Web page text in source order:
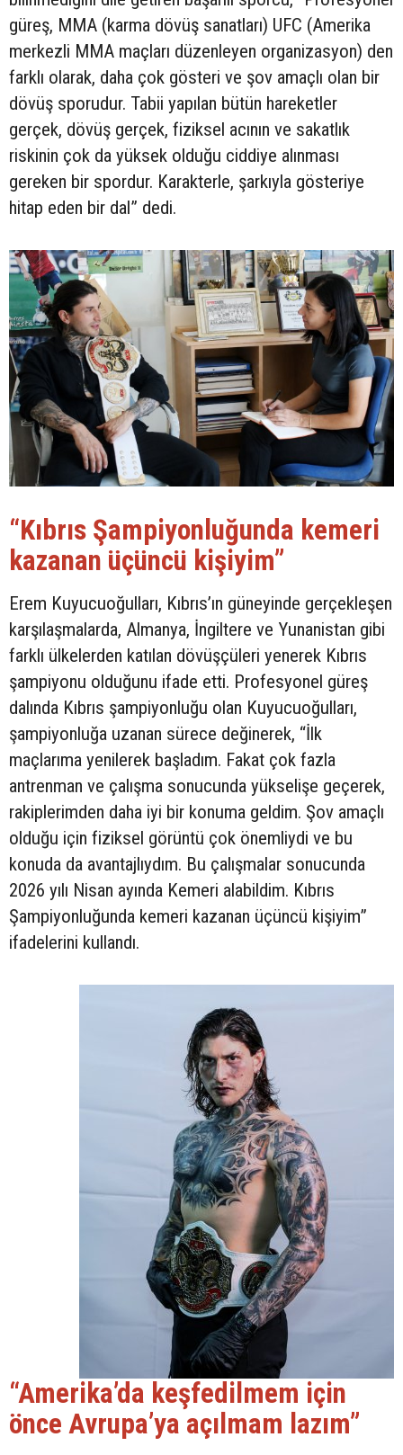
güreş, MMA (karma dövüş sanatları) UFC (Amerika
merkezli MMA maçları düzenleyen organizasyon) den
farklı olarak, daha çok gösteri ve şov amaçlı olan bir
dövüş sporudur. Tabii yapılan bütün hareketler
gerçek, dövüş gerçek, fiziksel acının ve sakatlık
riskinin çok da yüksek olduğu ciddiye alınması
gereken bir spordur. Karakterle, şarkıyla gösteriye
hitap eden bir dal” dedi.
“Kıbrıs Şampiyonluğunda kemeri
kazanan üçüncü kişiyim”
Erem Kuyucuoğulları, Kıbrıs’ın güneyinde gerçekleşen
karşılaşmalarda, Almanya, İngiltere ve Yunanistan gibi
farklı ülkelerden katılan dövüşçüleri yenerek Kıbrıs
şampiyonu olduğunu ifade etti. Profesyonel güreş
dalında Kıbrıs şampiyonluğu olan Kuyucuoğulları,
şampiyonluğa uzanan sürece değinerek, “İlk
maçlarıma yenilerek başladım. Fakat çok fazla
antrenman ve çalışma sonucunda yükselişe geçerek,
rakiplerimden daha iyi bir konuma geldim. Şov amaçlı
olduğu için fiziksel görüntü çok önemliydi ve bu
konuda da avantajlıydım. Bu çalışmalar sonucunda
2026 yılı Nisan ayında Kemeri alabildim. Kıbrıs
Şampiyonluğunda kemeri kazanan üçüncü kişiyim”
ifadelerini kullandı.
“Amerika’da keşfedilmem için
önce Avrupa’ya açılmam lazım”